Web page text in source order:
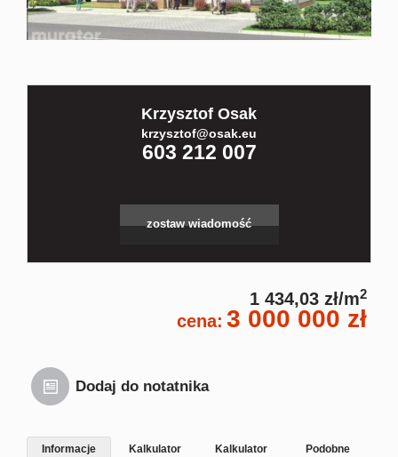
Krzysztof Osak
krzysztof@osak.eu
603 212 007
zostaw wiadomość
1 434,03 zł/m2
cena: 3 000 000 zł
Dodaj do notatnika
Informacje
Kalkulator
Kalkulator
Podobne